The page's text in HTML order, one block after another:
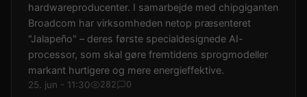
hardwareproducenter. I samarbejde med chipgiganten
Broadcom har virksomheden netop præsenteret
"Jalapeño" – deres første specialdesignede AI-
processor, som skal gøre fremtidens sprogmodeller
markant hurtigere og mere energieffektive.
25. jun - 11:30 282 0